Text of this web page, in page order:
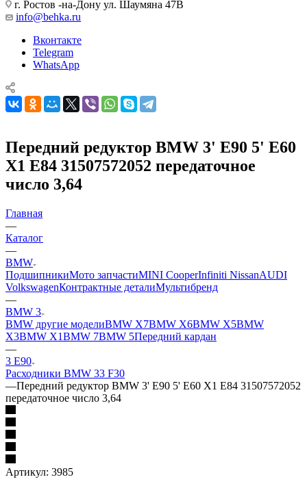
г. Ростов -на-Дону ул. Шаумяна 47В
info@behka.ru
Вконтакте
Telegram
WhatsApp
Передний редуктор BMW 3' E90 5' E60
X1 E84 31507572052 передаточное
число 3,64
Главная
—
Каталог
—
BMW
ПодшипникиМото запчастиMINI CooperInfiniti NissanAUDI
VolkswagenКонтрактные деталиМультибренд
—
BMW 3
BMW другие моделиBMW X7BMW X6BMW X5BMW
X3BMW X1BMW 7BMW 5Передний кардан
—
3 E90
Расходники BMW 33 F30
—Передний редуктор BMW 3' E90 5' E60 X1 E84 31507572052
передаточное число 3,64
Артикул: 3985